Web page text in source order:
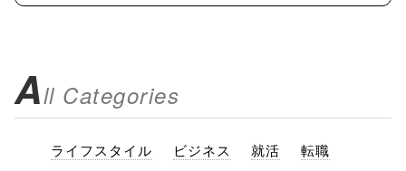
All Categories
ライフスタイル ビジネス 就活 転職